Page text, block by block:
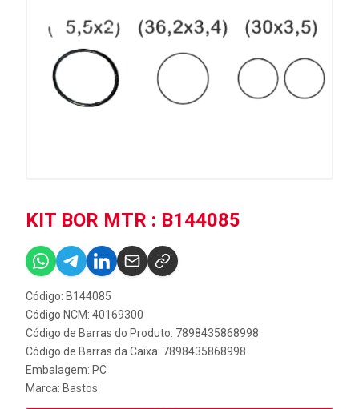
KIT BOR MTR : B144085
Código: B144085
Código NCM: 40169300
Código de Barras do Produto: 7898435868998
Código de Barras da Caixa: 7898435868998
Embalagem: PC
Marca: Bastos